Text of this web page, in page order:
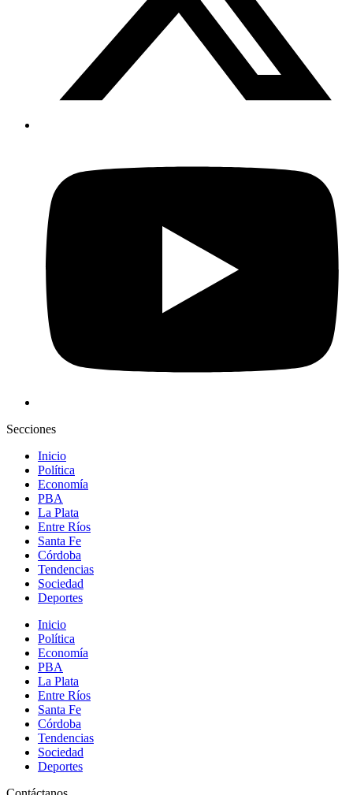
Secciones
Inicio
Política
Economía
PBA
La Plata
Entre Ríos
Santa Fe
Córdoba
Tendencias
Sociedad
Deportes
Inicio
Política
Economía
PBA
La Plata
Entre Ríos
Santa Fe
Córdoba
Tendencias
Sociedad
Deportes